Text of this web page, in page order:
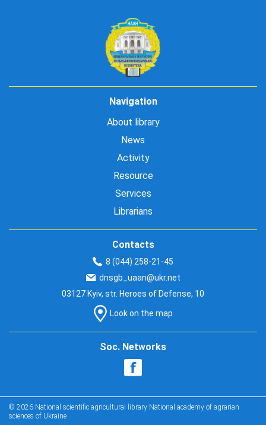
Navigation
About library
News
Activity
Resource
Services
Librarians
Contacts
8 (044) 258-21-45
dnsgb_uaan@ukr.net
03127 Kyiv, str. Heroes of Defense, 10
Look on the map
Soc. Networks
© 2026 National scientific agricultural library National academy of agrarian
sciences of Ukraine